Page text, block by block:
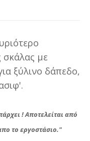
με
ξύλινο δάπεδο,
! Αποτελείται από
το εργοστάσιο."